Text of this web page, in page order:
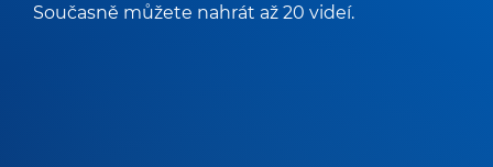
Současně můžete nahrát až 20 videí.